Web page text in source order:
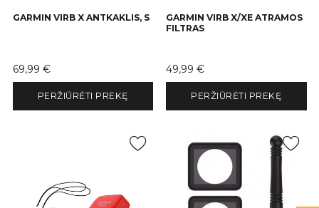
GARMIN VIRB X ANTKAKLIS, S
Kaina
69,99 €
PERŽIŪRĖTI PREKĘ
GARMIN VIRB X/XE ATRAMOS
FILTRAS
Kaina
49,99 €
PERŽIŪRĖTI PREKĘ